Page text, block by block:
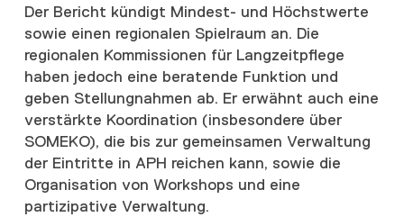
Der Bericht kündigt Mindest- und Höchstwerte
sowie einen regionalen Spielraum an. Die
regionalen Kommissionen für Langzeitpflege
haben jedoch eine beratende Funktion und
geben Stellungnahmen ab. Er erwähnt auch eine
verstärkte Koordination (insbesondere über
SOMEKO), die bis zur gemeinsamen Verwaltung
der Eintritte in APH reichen kann, sowie die
Organisation von Workshops und eine
partizipative Verwaltung.